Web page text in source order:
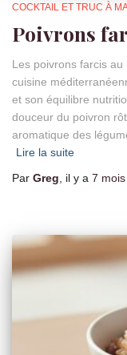
COCKTAIL ET TRUC À
Poivrons
Les poivrons farcis
cuisine
et son équilibre
douceur du poivron
aromatique des
Lire la suite
Par Greg , il y a 7 mois